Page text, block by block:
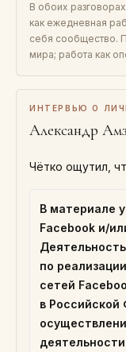
В обоих
как ежедневная
себя сообщество.
мира; работа как
ИНТЕРВЬЮ О
Александр
Чётко ощутил,
В материале
Facebook и/
по
сетей
в